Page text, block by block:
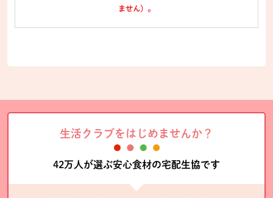
ません）。
生活クラブをはじめませんか？
42万人が選ぶ安心食材の宅配生協です